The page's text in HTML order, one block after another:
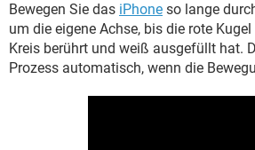
Bewegen Sie das iPhone so lange
um die eigene Achse, bis die rote
Kreis berührt und weiß ausgefüllt hat.
Prozess automatisch, wenn die